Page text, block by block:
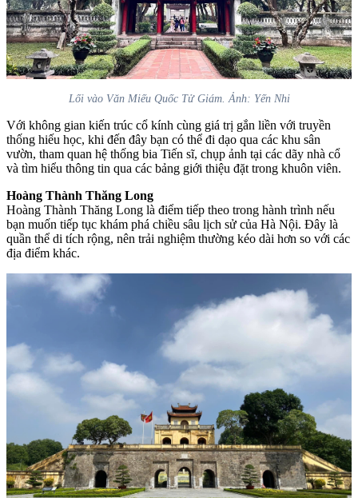
Lối vào Văn Miếu Quốc Tử Giám. Ảnh: Yến Nhi
Với không gian kiến trúc cổ kính cùng giá trị gắn liền với truyền
thống hiếu học, khi đến đây bạn có thể đi dạo qua các khu sân
vườn, tham quan hệ thống bia Tiến sĩ, chụp ảnh tại các dãy nhà cổ
và tìm hiểu thông tin qua các bảng giới thiệu đặt trong khuôn viên.
Hoàng Thành Thăng Long
Hoàng Thành Thăng Long là điểm tiếp theo trong hành trình nếu
bạn muốn tiếp tục khám phá chiều sâu lịch sử của Hà Nội. Đây là
quần thể di tích rộng, nên trải nghiệm thường kéo dài hơn so với các
địa điểm khác.